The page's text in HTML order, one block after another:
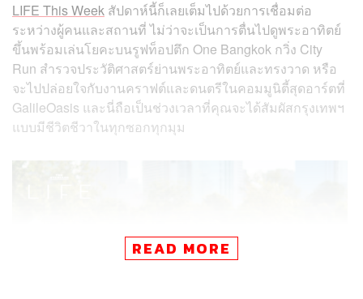
LIFE This Week สัปดาห์นี้ก็เลยเต็มไปด้วยการเชื่อมต่อ
ระหว่างผู้คนและสถานที่ ไม่ว่าจะเป็นการตื่นไปดูพระอาทิตย์
ขึ้นพร้อมเล่นโยคะบนรูฟท็อปตึก One Bangkok กวิ่ง City
Run สำรวจประวัติศาสตร์ย่านพระอาทิตย์และทรงวาด หรือ
จะไปปล่อยใจกับงานคราฟต์และดนตรีในคอมมูนิตี้สุดอาร์ตที่
GalileOasis และนี่ถือเป็นช่วงเวลาที่คุณจะได้สัมผัสกรุงเทพฯ
แบบมีชีวิตชีวาในทุกซอกทุกมุม
READ MORE